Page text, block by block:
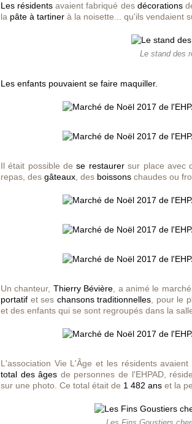
Les résidents avaient fabriqué des décorations
la pâte à tartiner à la noisette... qu'ils vendaient
Le stand des
Les enfants pouvaient se faire maquiller.
Il était possible dese restaurersur place avec
repas, des gâteaux , des boissons chaudes ou
Un chanteur, Thierry Bévière , a animé le
portatif et ses chansons traditionnelles , pour le
et des enfants qui se sont regroupés dans la
L'association Vie L'Âge et les résidents avaient
total des âges de personnes de l'EHPAD,
sur une photo. Ce total était de 1 482 ans et la